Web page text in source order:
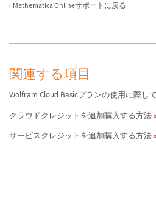
Mathematica Onlineサポートに戻る
関連する項目
Wolfram Cloud Basicプランの使用に際し
クラウドクレジットを追加購入する方法
サービスクレジットを追加購入する方法